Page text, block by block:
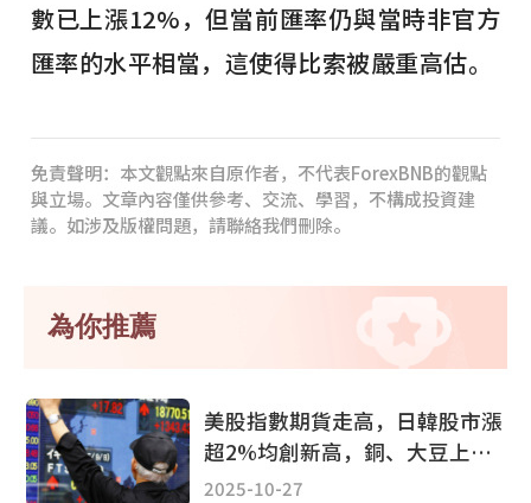
數已上漲12%，但當前匯率仍與當時非官方
匯率的水平相當，這使得比索被嚴重高估。
免責聲明：本文觀點來自原作者，不代表ForexBNB的觀點
與立場。文章內容僅供參考、交流、學習，不構成投資建
議。如涉及版權問題，請聯絡我們刪除。
為你推薦
美股指數期貨走高，日韓股市漲
超2%均創新高，銅、大豆上
漲，黃金下挫1%
2025-10-27